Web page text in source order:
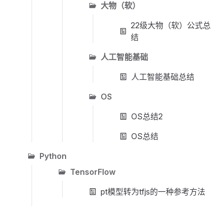
大物（软）
22级大物（软）公式总
结
人工智能基础
人工智能基础总结
OS
OS总结2
OS总结
Python
TensorFlow
pt模型转为tfjs的一种参考方法